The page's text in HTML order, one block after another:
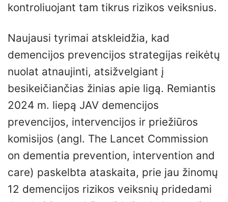
kontroliuojant tam tikrus rizikos veiksnius.
Naujausi tyrimai atskleidžia, kad
demencijos prevencijos strategijas reikėtų
nuolat atnaujinti, atsižvelgiant į
besikeičiančias žinias apie ligą. Remiantis
2024 m. liepą JAV demencijos
prevencijos, intervencijos ir priežiūros
komisijos (angl. The Lancet Commission
on dementia prevention, intervention and
care) paskelbta ataskaita, prie jau žinomų
12 demencijos rizikos veiksnių pridedami